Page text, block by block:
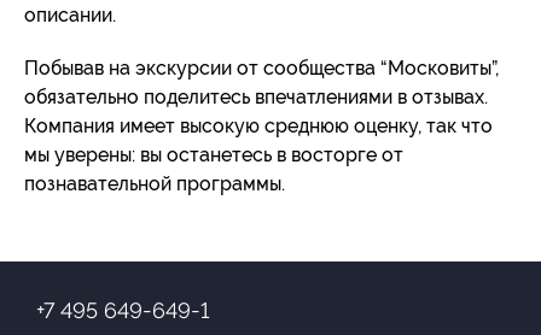
описании.
Побывав на экскурсии от сообщества “Московиты”,
обязательно поделитесь впечатлениями в отзывах.
Компания имеет высокую среднюю оценку, так что
мы уверены: вы останетесь в восторге от
познавательной программы.
+7 495 649-649-1